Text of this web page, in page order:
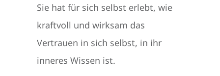
Sie hat für sich selbst erlebt, wie
kraftvoll und wirksam das
Vertrauen in sich selbst, in ihr
inneres Wissen ist.